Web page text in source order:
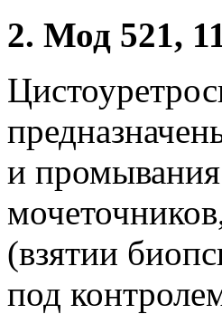
2. Мод 521,
и промывания
(взятии
под